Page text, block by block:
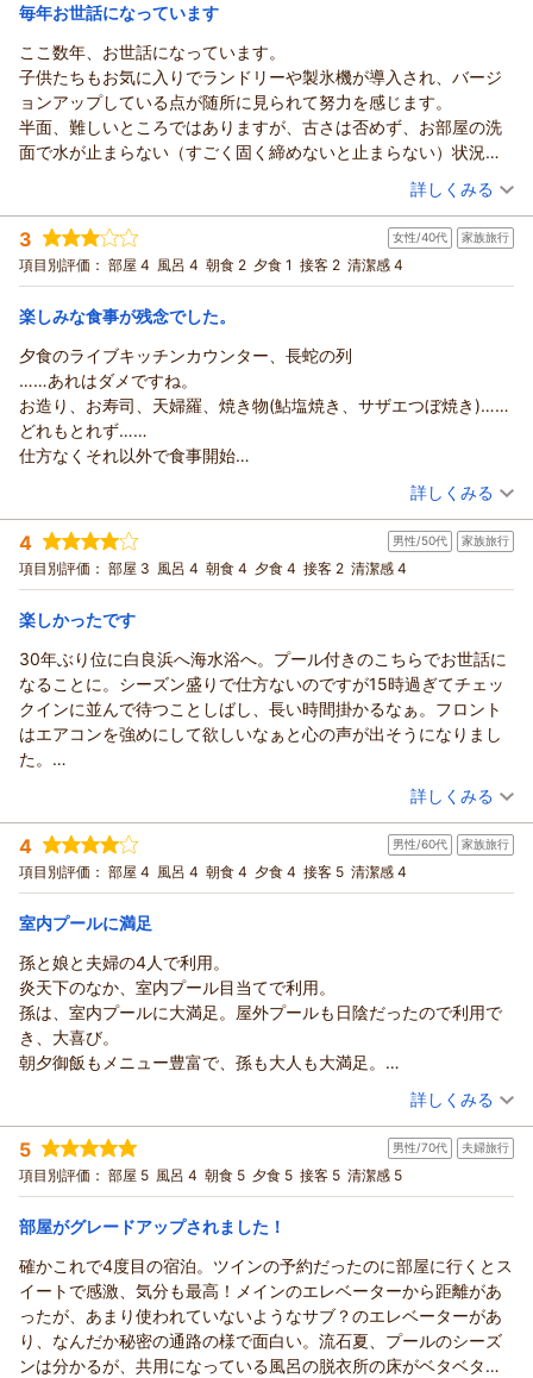
毎年お世話になっています
ここ数年、お世話になっています。
子供たちもお気に入りでランドリーや製氷機が導入され、バージ
ョンアップしている点が随所に見られて努力を感じます。
半面、難しいところではありますが、古さは否めず、お部屋の洗
面で水が止まらない（すごく固く締めないと止まらない）状況だ
ったり、ハンガーが木製だったり空調が3段階での設定しかできな
場所柄、海水浴やプール利用が多いと思うのでハンガーはプラス
チックでもいいような気がします。
また、朝晩の食事はビュッフェを選択していますが、90分制にな
すが、今回はかなり強めに言われました）。
17時前にチェックインして17時から食事だったので、荷物を部屋
に運ぶのにカートを利用したかったのですがカートが出払ってい
て利用できませんでした。
フロントの方が「荷物は自分で持っていってほしい。17時にレス
トランに間に合わない場合は、食事時間が短くなる」と言われ
結果、荷物はベルの方が運んでくださり、食事も17時から開始で
きたのですが、言い方が冷たいなーと思いました（到着が遅かっ
たんだし、食事時間が短くなるのは仕方ない、みたいに聞こえま
した）。
食事もちょっと質を落としているな、というものも散見します
が、宿泊費と昨今の物価高を考えると致し方ないと思えます。
1点、ちょっと残念だったのが、毎年いらっしゃるレストランの男
性スタッフが毎年「今日は海ですか？焼けましたね！」と声をか
けてくださっていたのですが、今年はニコリともせず接客されて
いて、よほど忙しいのねと思いました。子供たちがちょっと楽し
うだね」と慰めましたが、ほかのスタッフの方々の下膳の声かけ
などはすばらしく、楽しい食事時間を過ごせました。
厳しいことも言いましたが、来年もお世話になりたいと思います
ので、引き続き素敵なホテルを維持していただければと思いま
（投稿日：2026/08/07）
宿泊時期： 2026年07月宿泊 (子連れ旅行)
投稿者： 詩織さん(女性/40代)
宿泊プラン： 【じゃらんスペシャルウィーク】【ビュッフェ】＜館内利用券
1000円付＞白浜の四季をお得に楽しもう！
4ベッド 朝・夕
宿泊価格帯： 18,001～19,000円(大人一人あたり/税込)
詳しくみる
3 女性/40代 家族旅行
項目別評価： 部屋 4 風呂 4 朝食 2 夕食 1 接客 2 清潔感 4
楽しみな食事が残念でした。
夕食のライブキッチンカウンター、長蛇の列
……あれはダメですね。
お造り、お寿司、天婦羅、焼き物(鮎塩焼き、サザエつぼ焼き)……
どれもとれず……
仕方なくそれ以外で食事開始
時間制限があるので途中並ぶもお造りだけでギブアップ……
最後の最後、一番の目的の鮎の為、再度並ぶもなかなか……２０分
後やっと２匹ゲット、サザエはあきらめた
鮎とデザートを最後の１０分でかきこみ、終了。
列はほぼ寿司と焼き物待ちなのに、カウンター前に列を作るので
お造りや天婦羅も結局同じ列に並び悪循環 稼働が高いときは
臨機応変なオペレーションに出来ないのでしょうか？ ベストな
状態の料理を提供する為の頑張りはわかりますが、お客さんに９
０分中３０分並ぶことに費やさせるのはいかがなものでしょう……
焼き立て熱々の鮎にリクエストありの握りたての寿司、あの状況
牛のステーキは噛みごたえはありますが、以前より断然質が良か
ったです！
朝は朝で、だし巻き玉子もなかなかいただけず…… 急いで焼かれ
ているので、形もぐちゃぐちゃ……
はなく、目もあわさず…… なぜかこちらが遠慮がちに料理を待た
ないといけない空気がストレスでした。
楽しみの食事がゆっくりできず、非常に残念でした。
最後に、
大浴場の露天風呂が熱すぎました。
皆さん、熱い熱い！と、足をつけるだけで退散していました。
（投稿日：2026/08/06）
宿泊時期： 2026年07月宿泊 (家族旅行)
投稿者： Yukaちゃんさん
宿泊プラン： 和歌山県大阪府奈良県三重県在住の皆様限定プラン♪秘密の2つ
の特典付き♪
ツイン 朝・夕
宿泊価格帯： 15,001～16,000円(大人一人あたり/税込)
詳しくみる
4 男性/50代 家族旅行
項目別評価： 部屋 3 風呂 4 朝食 4 夕食 4 接客 2 清潔感 4
楽しかったです
30年ぶり位に白良浜へ海水浴へ。プール付きのこちらでお世話に
なることに。シーズン盛りで仕方ないのですが15時過ぎてチェッ
クインに並んで待つことしばし、長い時間掛かるなぁ。フロント
はエアコンを強めにして欲しいなぁと心の声が出そうになりまし
た。
さっさと部屋へエアコン全開にしてプールで遊んでから大混雑の
夕食ビュッフェ会場へ。人混みで少し衛生面が心配でしたが美味
しく頂きました。
夕食後にはハンドメイドアクセサリーとかも体験出来て、大浴場
も露天風呂も快適で翌朝の朝食をしっかり取って早めに帰宅。
（投稿日：2026/08/05）
宿泊時期： 2026年07月宿泊 (家族旅行)
投稿者： nobu3さん
宿泊プラン： 和歌山県大阪府奈良県三重県在住の皆様限定プラン♪秘密の2つ
の特典付き♪
ツイン 朝・夕
宿泊価格帯： 21,001～22,000円(大人一人あたり/税込)
詳しくみる
4 男性/60代 家族旅行
項目別評価： 部屋 4 風呂 4 朝食 4 夕食 4 接客 5 清潔感 4
室内プールに満足
孫と娘と夫婦の4人で利用。
炎天下のなか、室内プール目当てで利用。
孫は、室内プールに大満足。屋外プールも日陰だったので利用で
き、大喜び。
朝夕御飯もメニュー豊富で、孫も大人も大満足。
（投稿日：2026/08/03）
宿泊時期： 2026年07月宿泊 (家族旅行)
投稿者： かっちゃんさん
宿泊プラン： ＜ビュッフェ＞ワクワクが止まらない！海と空、煌めく景色と
共に味わう料理たち♪
4ベッド 朝・夕
宿泊価格帯： 21,001～22,000円(大人一人あたり/税込)
詳しくみる
5 男性/70代 夫婦旅行
項目別評価： 部屋 5 風呂 4 朝食 5 夕食 5 接客 5 清潔感 5
部屋がグレードアップされました！
確かこれで4度目の宿泊。ツインの予約だったのに部屋に行くとス
イートで感激、気分も最高！メインのエレベーターから距離があ
ったが、あまり使われていないようなサブ？のエレベーターがあ
り、なんだか秘密の通路の様で面白い。流石夏、プールのシーズ
ンは分かるが、共用になっている風呂の脱衣所の床がベタベタ、